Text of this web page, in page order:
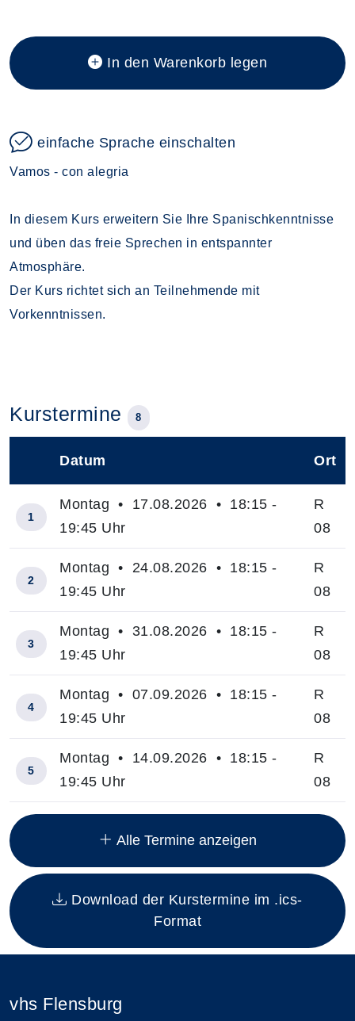
In den Warenkorb legen
einfache Sprache einschalten
Vamos - con alegria
In diesem Kurs erweitern Sie Ihre Spanischkenntnisse
und üben das freie Sprechen in entspannter
Atmosphäre.
Der Kurs richtet sich an Teilnehmende mit
Vorkenntnissen.
Kurstermine 8
Insgesamt gibt es 8 Termine zum diesen Kurs
Datum Ort
1
Montag • 17.08.2026 • 18:15 -
19:45 Uhr
R
08
2
Montag • 24.08.2026 • 18:15 -
19:45 Uhr
R
08
3
Montag • 31.08.2026 • 18:15 -
19:45 Uhr
R
08
4
Montag • 07.09.2026 • 18:15 -
19:45 Uhr
R
08
5
Montag • 14.09.2026 • 18:15 -
19:45 Uhr
R
08
Alle Termine anzeigen
Download der Kurstermine im .ics-
Format
vhs Flensburg